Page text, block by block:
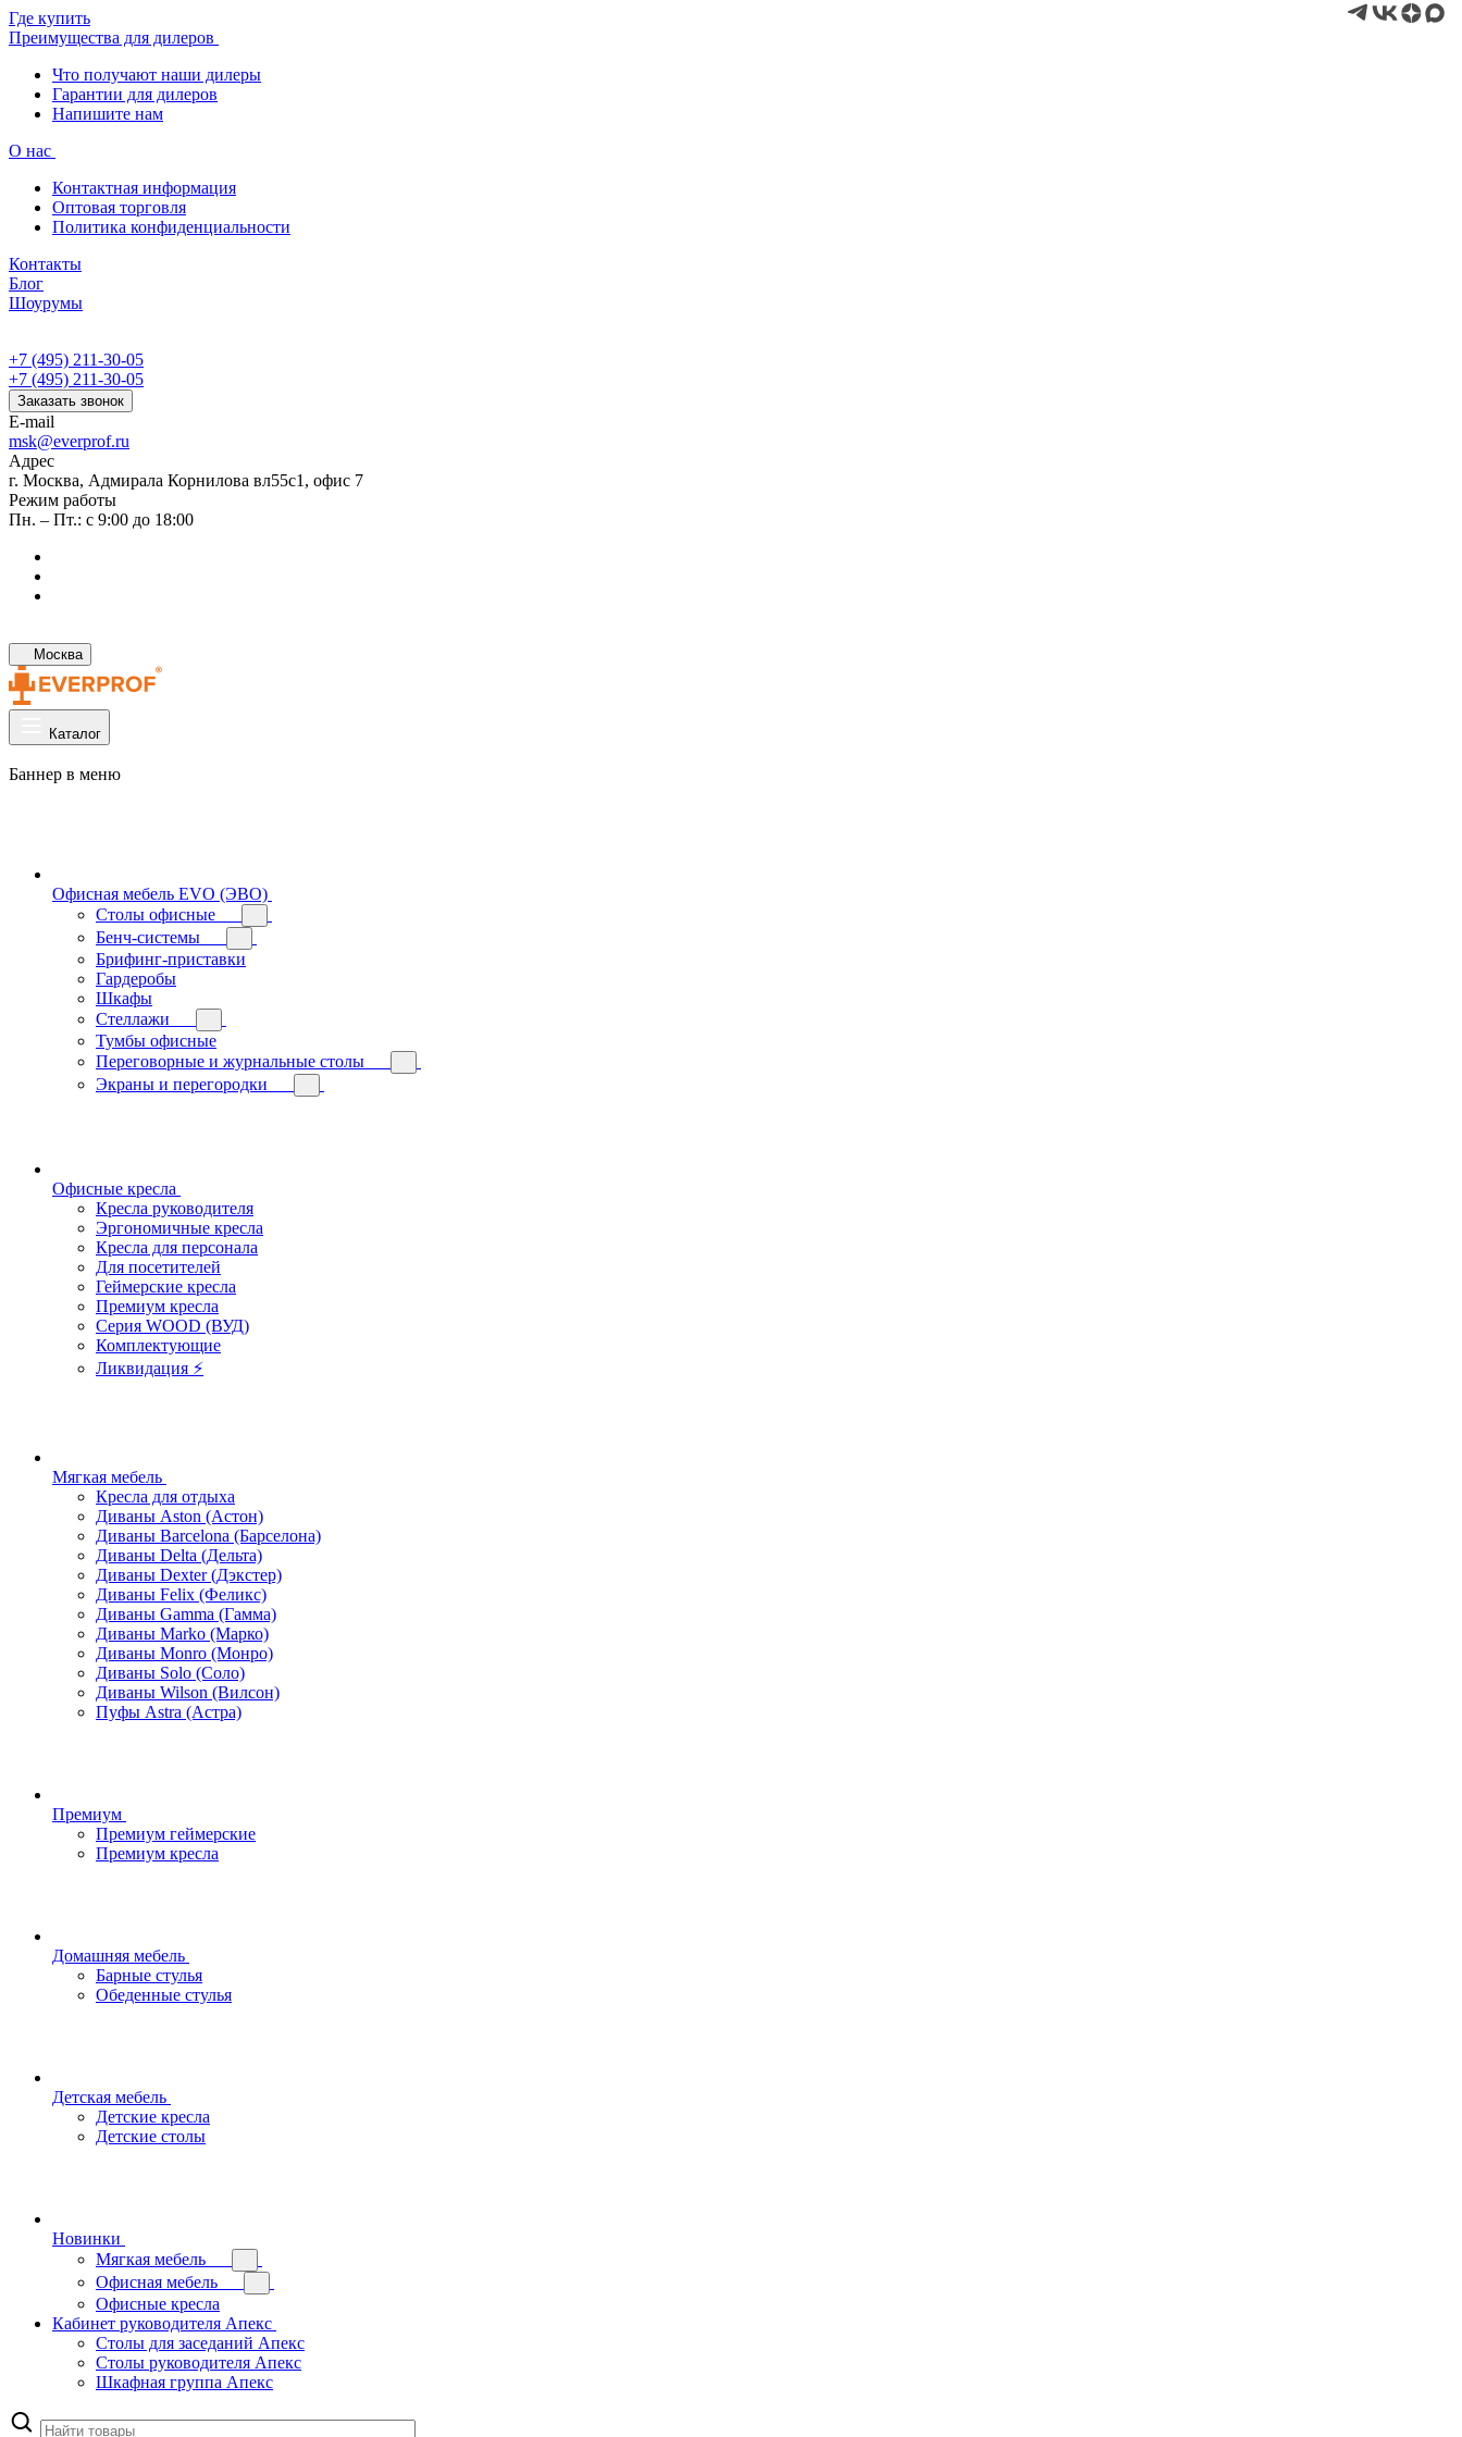
Где купить
Преимущества для дилеров
Что получают наши дилеры
Гарантии для дилеров
Напишите нам
О нас
Контактная информация
Оптовая торговля
Политика конфиденциальности
Контакты
Блог
Шоурумы
+7 (495) 211-30-05
+7 (495) 211-30-05
Заказать звонок
E-mail
msk@everprof.ru
Адрес
г. Москва, Адмирала Корнилова вл55с1, офис 7
Режим работы
Пн. – Пт.: с 9:00 до 18:00
Москва
Каталог
Баннер в меню
Офисная мебель EVO (ЭВО)
Cтолы офисные
Бенч-системы
Брифинг-приставки
Гардеробы
Шкафы
Стеллажи
Тумбы офисные
Переговорные и журнальные столы
Экраны и перегородки
Офисные кресла
Кресла руководителя
Эргономичные кресла
Кресла для персонала
Для посетителей
Геймерские кресла
Премиум кресла
Серия WOOD (ВУД)
Комплектующие
Ликвидация ⚡
Мягкая мебель
Кресла для отдыха
Диваны Aston (Астон)
Диваны Barcelona (Барселона)
Диваны Delta (Дельта)
Диваны Dexter (Дэкстер)
Диваны Felix (Феликс)
Диваны Gamma (Гамма)
Диваны Marko (Марко)
Диваны Monro (Монро)
Диваны Solo (Соло)
Диваны Wilson (Вилсон)
Пуфы Astra (Астра)
Премиум
Премиум геймерские
Премиум кресла
Домашняя мебель
Барные стулья
Обеденные стулья
Детская мебель
Детские кресла
Детские столы
Новинки
Мягкая мебель
Офисная мебель
Офисные кресла
Кабинет руководителя Апекс
Столы для заседаний Апекс
Столы руководителя Апекс
Шкафная группа Апекс